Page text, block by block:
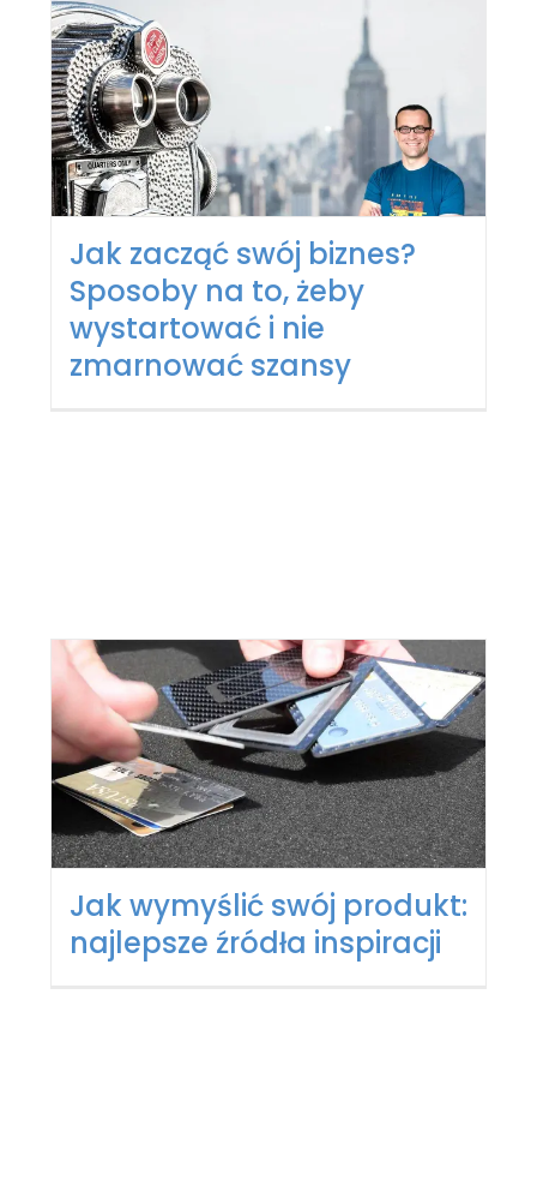
Jak zacząć swój biznes?
Sposoby na to, żeby
wystartować i nie
zmarnować szansy
Jak wymyślić swój produkt:
najlepsze źródła inspiracji